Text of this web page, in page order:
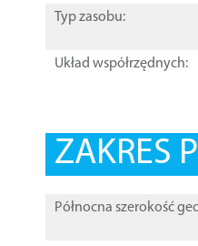
Typ zasobu:
Układ współrzędnych:
ZAKRES
Północna szerokość